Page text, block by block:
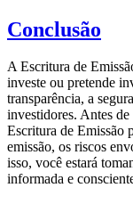
Conclusão
A Escritura de
investe ou pretende
transparência, a
investidores. Antes
Escritura de Emissão
emissão, os riscos
isso, você estará
informada e